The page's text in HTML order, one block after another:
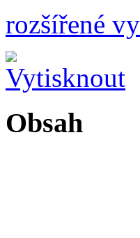
rozšířené
Obsah